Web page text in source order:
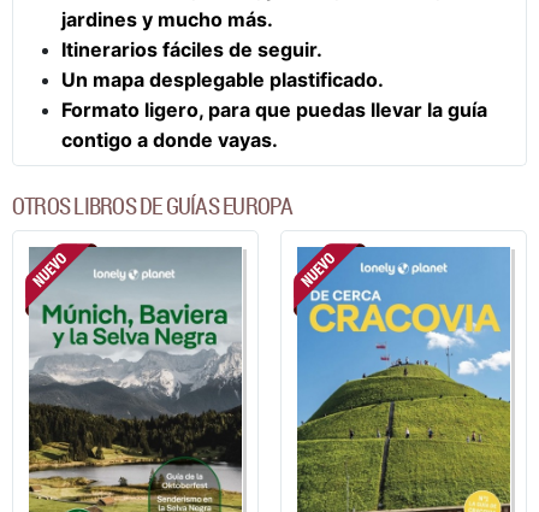
jardines y mucho más.
Itinerarios fáciles de seguir.
Un mapa desplegable plastificado.
Formato ligero, para que puedas llevar la guía
contigo a donde vayas.
OTROS LIBROS DE GUÍAS EUROPA